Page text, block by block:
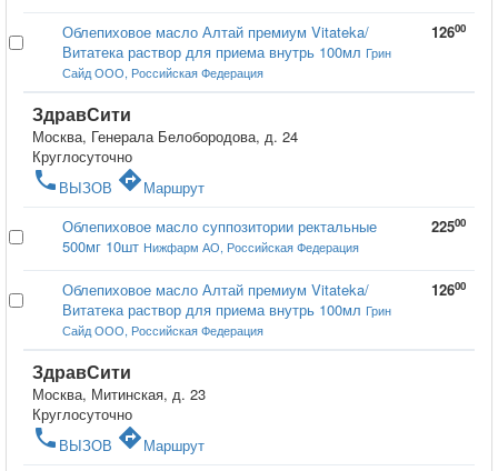
Облепиховое масло Алтай премиум Vitateka/
Витатека раствор для приема внутрь 100мл Грин
Сайд ООО, Российская Федерация
12600
ЗдравСити
Москва, Генерала Белобородова, д. 24
Круглосуточно
phone ВЫЗОВ directionsМаршрут
Облепиховое масло суппозитории ректальные
500мг 10шт Нижфарм АО, Российская Федерация
22500
Облепиховое масло Алтай премиум Vitateka/
Витатека раствор для приема внутрь 100мл Грин
Сайд ООО, Российская Федерация
12600
ЗдравСити
Москва, Митинская, д. 23
Круглосуточно
phone ВЫЗОВ directionsМаршрут